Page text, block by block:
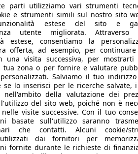
parti utilizziamo vari strumenti
e strumenti simili sul nostro sito
estese del sito e
utente migliorata. Attraverso
estese, consentiamo la
offerta, ad esempio, per
una visita successiva, per mostrarti
tua zona o per fornire e valutare
Salviamo il tuo
se lo inserisci per le ricerche salvate,
della valutazione dei
del sito web, poiché non è
visite successive. Con il tuo
basate sull'utilizzo saranno
che contatti. Alcuni cookie/
dai fornitori per
fornite durante le richieste di